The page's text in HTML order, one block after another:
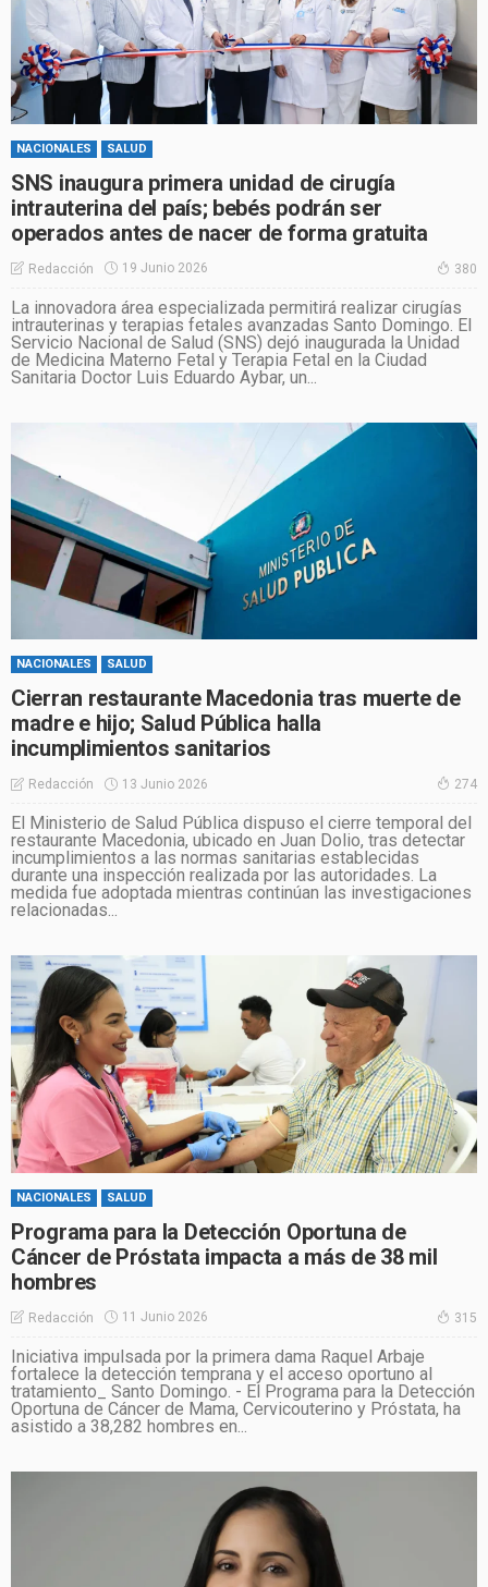
NACIONALES SALUD
SNS inaugura primera unidad de cirugía
intrauterina del país; bebés podrán ser
operados antes de nacer de forma gratuita
Redacción 19 Junio 2026 380
La innovadora área especializada permitirá realizar cirugías
intrauterinas y terapias fetales avanzadas Santo Domingo. El
Servicio Nacional de Salud (SNS) dejó inaugurada la Unidad
de Medicina Materno Fetal y Terapia Fetal en la Ciudad
Sanitaria Doctor Luis Eduardo Aybar, un...
NACIONALES SALUD
Cierran restaurante Macedonia tras muerte de
madre e hijo; Salud Pública halla
incumplimientos sanitarios
Redacción 13 Junio 2026 274
El Ministerio de Salud Pública dispuso el cierre temporal del
restaurante Macedonia, ubicado en Juan Dolio, tras detectar
incumplimientos a las normas sanitarias establecidas
durante una inspección realizada por las autoridades. La
medida fue adoptada mientras continúan las investigaciones
relacionadas...
NACIONALES SALUD
Programa para la Detección Oportuna de
Cáncer de Próstata impacta a más de 38 mil
hombres
Redacción 11 Junio 2026 315
Iniciativa impulsada por la primera dama Raquel Arbaje
fortalece la detección temprana y el acceso oportuno al
tratamiento_ Santo Domingo. - El Programa para la Detección
Oportuna de Cáncer de Mama, Cervicouterino y Próstata, ha
asistido a 38,282 hombres en...